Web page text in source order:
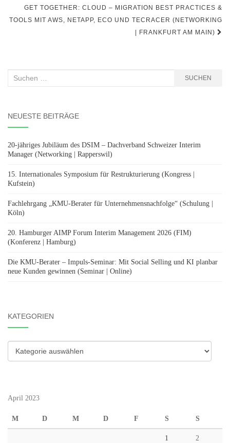
GET TOGETHER: CLOUD – MIGRATION BEST PRACTICES &
TOOLS MIT AWS, NETAPP, ECO UND TECRACER (NETWORKING
| FRANKFURT AM MAIN)
Suchen
SUCHEN
NEUESTE BEITRÄGE
20-jähriges Jubiläum des DSIM – Dachverband Schweizer Interim
Manager (Networking | Rapperswil)
15. Internationales Symposium für Restrukturierung (Kongress |
Kufstein)
Fachlehrgang „KMU-Berater für Unternehmensnachfolge“ (Schulung |
Köln)
20. Hamburger AIMP Forum Interim Management 2026 (FIM)
(Konferenz | Hamburg)
Die KMU-Berater – Impuls-Seminar: Mit Social Selling und KI planbar
neue Kunden gewinnen (Seminar | Online)
KATEGORIEN
Kategorien
April 2023
M D M D F S S
1 2